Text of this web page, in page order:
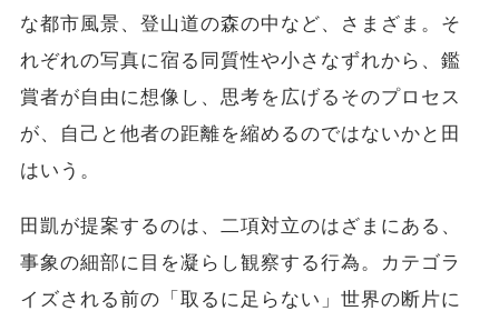
な都市風景、登山道の森の中など、さまざま。そ
れぞれの写真に宿る同質性や小さなずれから、鑑
賞者が自由に想像し、思考を広げるそのプロセス
が、自己と他者の距離を縮めるのではないかと田
はいう。
田凱が提案するのは、二項対立のはざまにある、
事象の細部に目を凝らし観察する行為。カテゴラ
イズされる前の「取るに足らない」世界の断片に